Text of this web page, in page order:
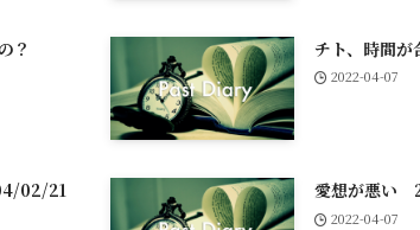
？
チト、時間
2022-04-07
02/21 愛想が悪い
2022-04-07